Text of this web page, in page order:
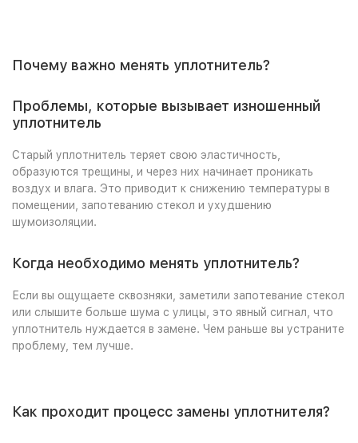
Почему важно менять уплотнитель?
Проблемы, которые вызывает изношенный
уплотнитель
Старый уплотнитель теряет свою эластичность,
образуются трещины, и через них начинает проникать
воздух и влага. Это приводит к снижению температуры в
помещении, запотеванию стекол и ухудшению
шумоизоляции.
Когда необходимо менять уплотнитель?
Если вы ощущаете сквозняки, заметили запотевание стекол
или слышите больше шума с улицы, это явный сигнал, что
уплотнитель нуждается в замене. Чем раньше вы устраните
проблему, тем лучше.
Как проходит процесс замены уплотнителя?